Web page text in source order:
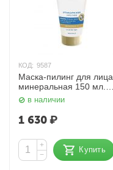
КОД: 9587
Маска-пилинг для лица
минеральная 150 мл.
H&Bв наличии
1 630₽
+
−
Купить